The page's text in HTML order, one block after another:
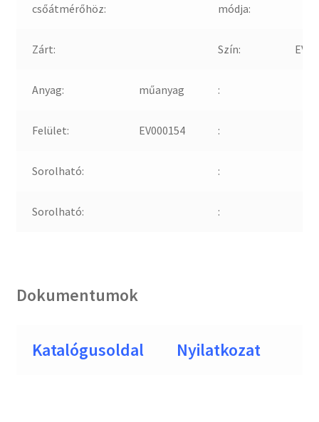
csőátmérőhöz:
módja:
Zárt: Szín:
Anyag: műanyag :
Felület: EV000154 :
Sorolható: :
Sorolható: :
Dokumentumok
Katalógusoldal Nyilatkozat